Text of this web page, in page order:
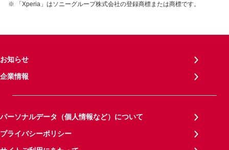
「Xperia」はソニーグループ株式会社の登録商標または商標です。
お知らせ
企業情報
パーソナルデータ（個人情報など）について
プライバシーポリシー